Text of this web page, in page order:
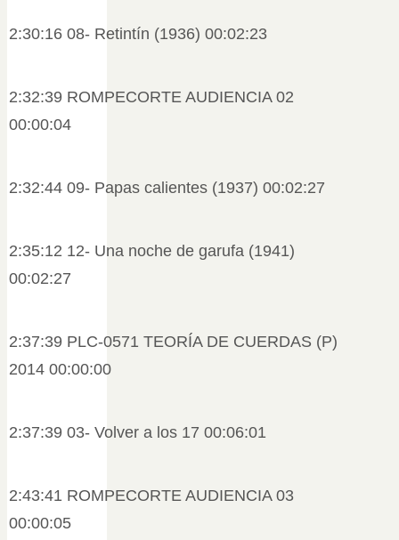
2:30:16 08- Retintín (1936) 00:02:23
2:32:39 ROMPECORTE AUDIENCIA 02
00:00:04
2:32:44 09- Papas calientes (1937) 00:02:27
2:35:12 12- Una noche de garufa (1941)
00:02:27
2:37:39 PLC-0571 TEORÍA DE CUERDAS (P)
2014 00:00:00
2:37:39 03- Volver a los 17 00:06:01
2:43:41 ROMPECORTE AUDIENCIA 03
00:00:05